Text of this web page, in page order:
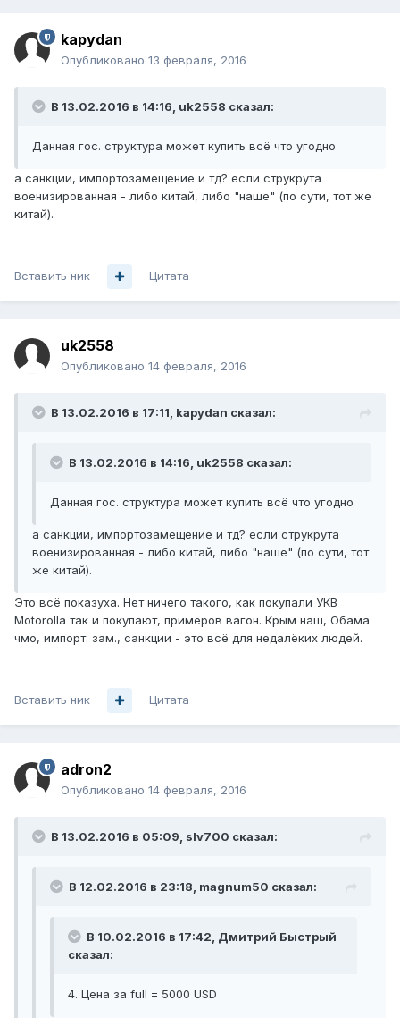
kapydan
Опубликовано 13 февраля, 2016
В 13.02.2016 в 14:16, uk2558 сказал:
Данная гос. структура может купить всё что угодно
а санкции, импортозамещение и тд? если струкрута
военизированная - либо китай, либо "наше" (по сути, тот же
китай).
Вставить ник Цитата
uk2558
Опубликовано 14 февраля, 2016
В 13.02.2016 в 17:11, kapydan сказал:
В 13.02.2016 в 14:16, uk2558 сказал:
Данная гос. структура может купить всё что угодно
а санкции, импортозамещение и тд? если струкрута
военизированная - либо китай, либо "наше" (по сути, тот
же китай).
Это всё показуха. Нет ничего такого, как покупали УКВ
Motorolla так и покупают, примеров вагон. Крым наш, Обама
чмо, импорт. зам., санкции - это всё для недалёких людей.
Вставить ник Цитата
adron2
Опубликовано 14 февраля, 2016
В 13.02.2016 в 05:09, slv700 сказал:
В 12.02.2016 в 23:18, magnum50 сказал:
В 10.02.2016 в 17:42, Дмитрий Быстрый
сказал:
4. Цена за full = 5000 USD